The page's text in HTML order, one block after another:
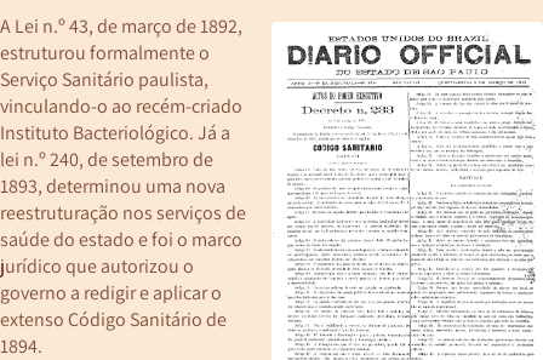
A Lei n.º 43, de março de 1892,
estruturou formalmente o
Serviço Sanitário paulista,
vinculando-o ao recém-criado
Instituto Bacteriológico. Já a
lei n.º 240, de setembro de
1893, determinou uma nova
reestruturação nos serviços de
saúde do estado e foi o marco
jurídico que autorizou o
governo a redigir e aplicar o
extenso Código Sanitário de
1894.